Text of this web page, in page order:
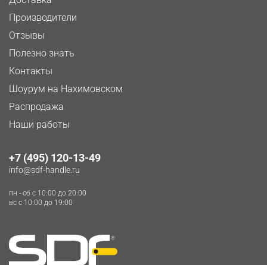
Производители
Отзывы
Полезно знать
Контакты
Шоурум на Нахимовском
Распродажа
Наши работы
+7 (495) 120-13-49
info@sdf-handle.ru
пн - сб c 10:00 до 20:00
вс c 10:00 до 19:00